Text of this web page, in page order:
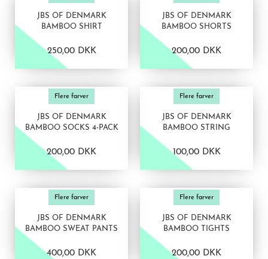
JBS OF DENMARK
BAMBOO SHIRT
250,00 DKK
JBS OF DENMARK
BAMBOO SHORTS
200,00 DKK
Flere farver
JBS OF DENMARK
BAMBOO SOCKS 4-PACK
200,00 DKK
Flere farver
JBS OF DENMARK
BAMBOO STRING
100,00 DKK
Flere farver
JBS OF DENMARK
BAMBOO SWEAT PANTS
400,00 DKK
Flere farver
JBS OF DENMARK
BAMBOO TIGHTS
200,00 DKK